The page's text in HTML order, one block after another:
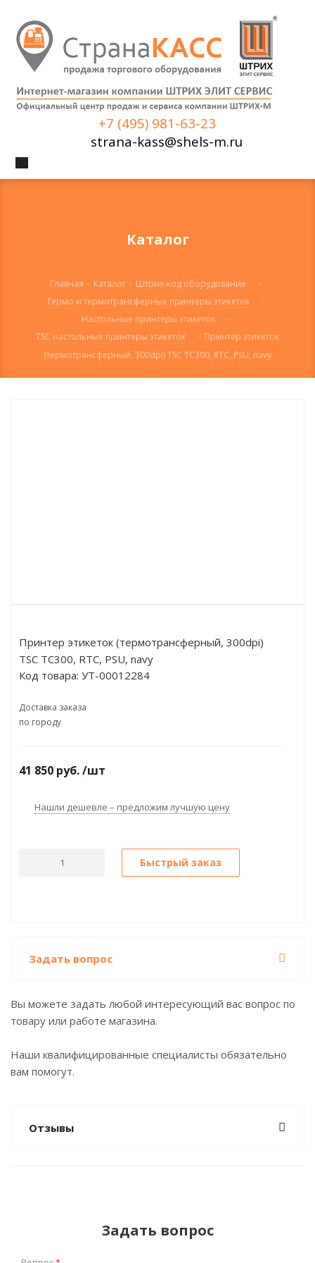
+7 (495) 981-63-23
strana-kass@shels-m.ru
Каталог
Главная - Каталог - Штрих-код оборудование
-
Термо и термотрансферные принтеры этикеток
-
Настольные принтеры этикеток
-
TSC настольные принтеры этикеток
- Принтер этикеток
(термотрансферный, 300dpi) TSC TC300, RTC, PSU, navy
Принтер этикеток (термотрансферный, 300dpi)
TSC TC300, RTC, PSU, navy
Код товара: УТ-00012284
Доставка заказа
по городу
41 850 руб./шт
Нашли дешевле – предложим лучшую цену
Быстрый заказ
Задать вопрос
Вы можете задать любой интересующий вас вопрос по
товару или работе магазина.
Наши квалифицированные специалисты обязательно
вам помогут.
Отзывы
Задать вопрос